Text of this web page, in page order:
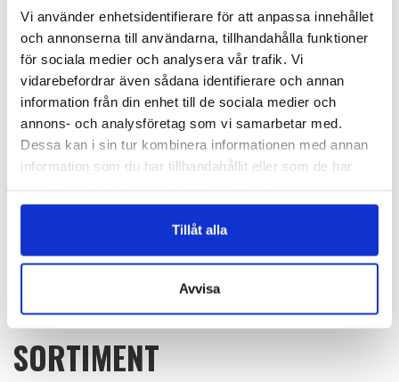
Vi använder enhetsidentifierare för att anpassa innehållet
och annonserna till användarna, tillhandahålla funktioner
för sociala medier och analysera vår trafik. Vi
vidarebefordrar även sådana identifierare och annan
information från din enhet till de sociala medier och
annons- och analysföretag som vi samarbetar med.
Dessa kan i sin tur kombinera informationen med annan
information som du har tillhandahållit eller som de har
Tillåt alla
Avvisa
H027
ODEKORERAD FILTHATT – H027
H010
ODEKORERAD FILTHATT – H010
SORTIMENT